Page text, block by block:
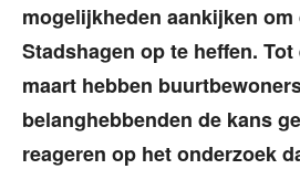
mogelijkheden aankijken
Stadshagen op te heffen.
maart hebben
belanghebbenden de kans
reageren op het onderzoek